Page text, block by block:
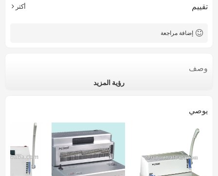
تقييم أكثر
إضافة مراجعة
وصف
رؤية المزيد
يوصي